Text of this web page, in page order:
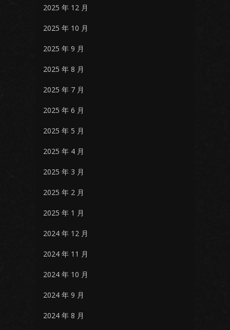
2025 年 12 月
2025 年 10 月
2025 年 9 月
2025 年 8 月
2025 年 7 月
2025 年 6 月
2025 年 5 月
2025 年 4 月
2025 年 3 月
2025 年 2 月
2025 年 1 月
2024 年 12 月
2024 年 11 月
2024 年 10 月
2024 年 9 月
2024 年 8 月